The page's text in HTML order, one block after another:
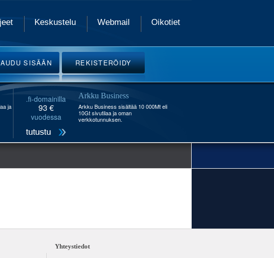
Keskustelu Webmail Oikotiet
SISÄÄN REKISTERÖIDY
ja
.fi-domainilla
93 €
vuodessa
Arkku Business
Arkku Business sisältää 10 000Mt eli
10Gt sivutilaa ja oman
verkkotunnuksen.
Yhteystiedot